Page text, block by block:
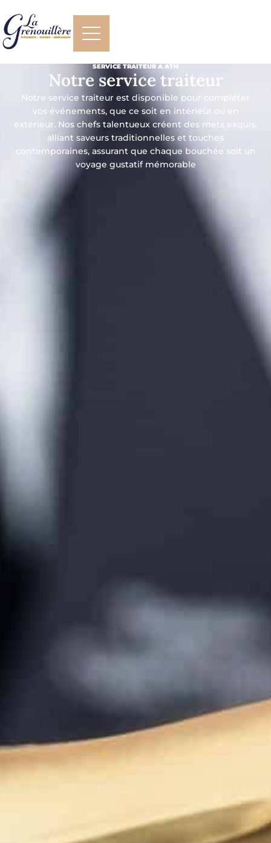
SERVICE TRAITEUR À ATH
Notre service traiteur
Notre service traiteur est disponible pour compléter
vos événements, que ce soit en intérieur ou en
extérieur. Nos chefs talentueux créent des mets exquis,
alliant saveurs traditionnelles et touches
contemporaines, assurant que chaque bouchée soit un
voyage gustatif mémorable